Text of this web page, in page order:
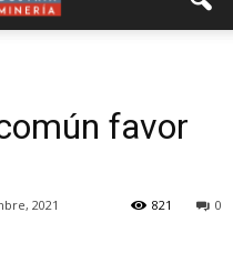
favor
2021 0
821